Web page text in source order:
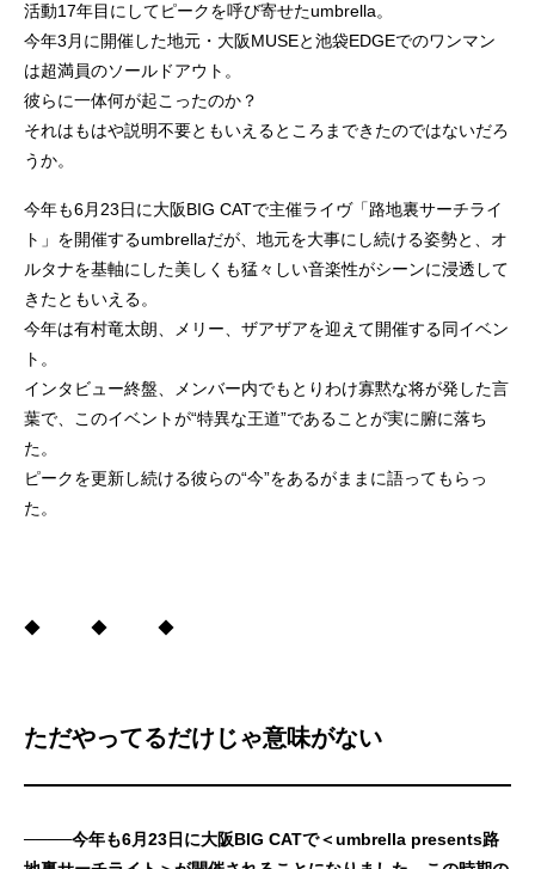
活動17年目にしてピークを呼び寄せたumbrella。
今年3月に開催した地元・大阪MUSEと池袋EDGEでのワンマン
は超満員のソールドアウト。
彼らに一体何が起こったのか？
それはもはや説明不要ともいえるところまできたのではないだろ
うか。
今年も6月23日に大阪BIG CATで主催ライヴ「路地裏サーチライ
ト」を開催するumbrellaだが、地元を大事にし続ける姿勢と、オ
ルタナを基軸にした美しくも猛々しい音楽性がシーンに浸透して
きたともいえる。
今年は有村竜太朗、メリー、ザアザアを迎えて開催する同イベン
ト。
インタビュー終盤、メンバー内でもとりわけ寡黙な将が発した言
葉で、このイベントが“特異な王道”であることが実に腑に落ち
た。
ピークを更新し続ける彼らの“今”をあるがままに語ってもらっ
た。
◆ ◆ ◆
ただやってるだけじゃ意味がない
────今年も6月23日に大阪BIG CATで＜umbrella presents路